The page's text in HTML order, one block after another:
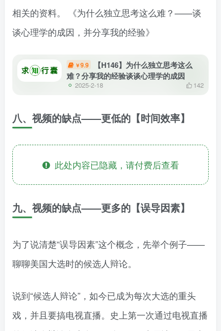
相关的资料。 《为什么独立思考这么难？——谈
谈心理学的成因，并分享我的经验》
￥9.9
【H146】为什么独立思考这么
难？分享我的经验谈谈心理学的成因
2025-2-18 142
八、视频的缺点——更低的【时间效率】
此处内容已隐藏，请付费后查看
九、视频的缺点——更多的【误导因素】
为了说清楚“误导因素”这个概念，先举个例子——
聊聊美国大选时的候选人辩论。
说到“候选人辩论”，如今已成为每次大选的重头
戏，并且要搞电视直播。史上第一次通过电视直播